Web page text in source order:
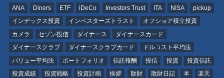
ANA Diners ETF iDeCo Investors Trust ITA NISA
pickup
インデックス投資
インベスターズトラスト
オフショア積立投資
カメラ
セゾン投信 ダイナース
ダイナースカード
ダイナースクラブ
ダイナースクラブカード
ドルコスト平均法
バリュー平均法
ポートフォリオ 信託報酬 投信 投資
投資信託
投資成績
投資戦略 投資計画 挨拶 散財 散財日記 本
楽天